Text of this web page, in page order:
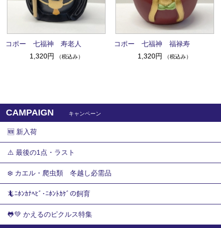
コポー 七福神 寿老人
1,320円
（税込み）
コポー 七福神 福禄寿
1,320円
（税込み）
CAMPAIGN キャンペーン
🆕 新入荷
⚠️ 最後の1点・ラスト
❄️ カエル・爬虫類 冬越し必需品
🦎ﾆﾎﾝｶﾅﾍﾋﾞ･ﾆﾎﾝﾄｶｹﾞの飼育
🐸💚 かえるのピクルス特集